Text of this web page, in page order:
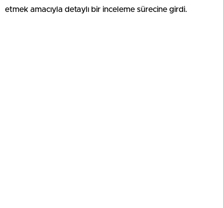
etmek amacıyla detaylı bir inceleme sürecine girdi.